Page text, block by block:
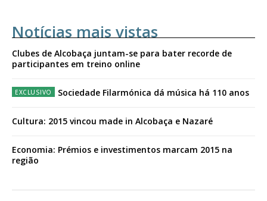
Notícias mais vistas
Clubes de Alcobaça juntam-se para bater recorde de
participantes em treino online
Sociedade Filarmónica dá música há 110 anos
Cultura: 2015 vincou made in Alcobaça e Nazaré
Economia: Prémios e investimentos marcam 2015 na
região